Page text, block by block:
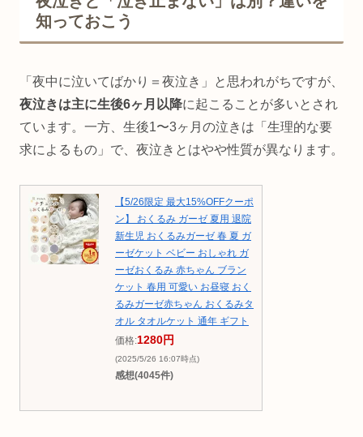
知っておこう
「夜中に泣いてばかり＝夜泣き」と思われがちですが、
夜泣きは主に生後6ヶ月以降に起こることが多いとされ
ています。一方、生後1〜3ヶ月の泣きは「生理的な要
求によるもの」で、夜泣きとはやや性質が異なります。
【5/26限定 最大15%OFFクーポ
ン】 おくるみ ガーゼ 夏用 退院
新生児 おくるみガーゼ 春 夏 ガ
ーゼケット ベビー おしゃれ ガ
ーゼおくるみ 赤ちゃん ブラン
ケット 春用 可愛い お昼寝 おく
るみガーゼ赤ちゃん おくるみタ
オル タオルケット 通年 ギフト
価格:1280円
(2025/5/26 16:07時点)
感想(4045件)